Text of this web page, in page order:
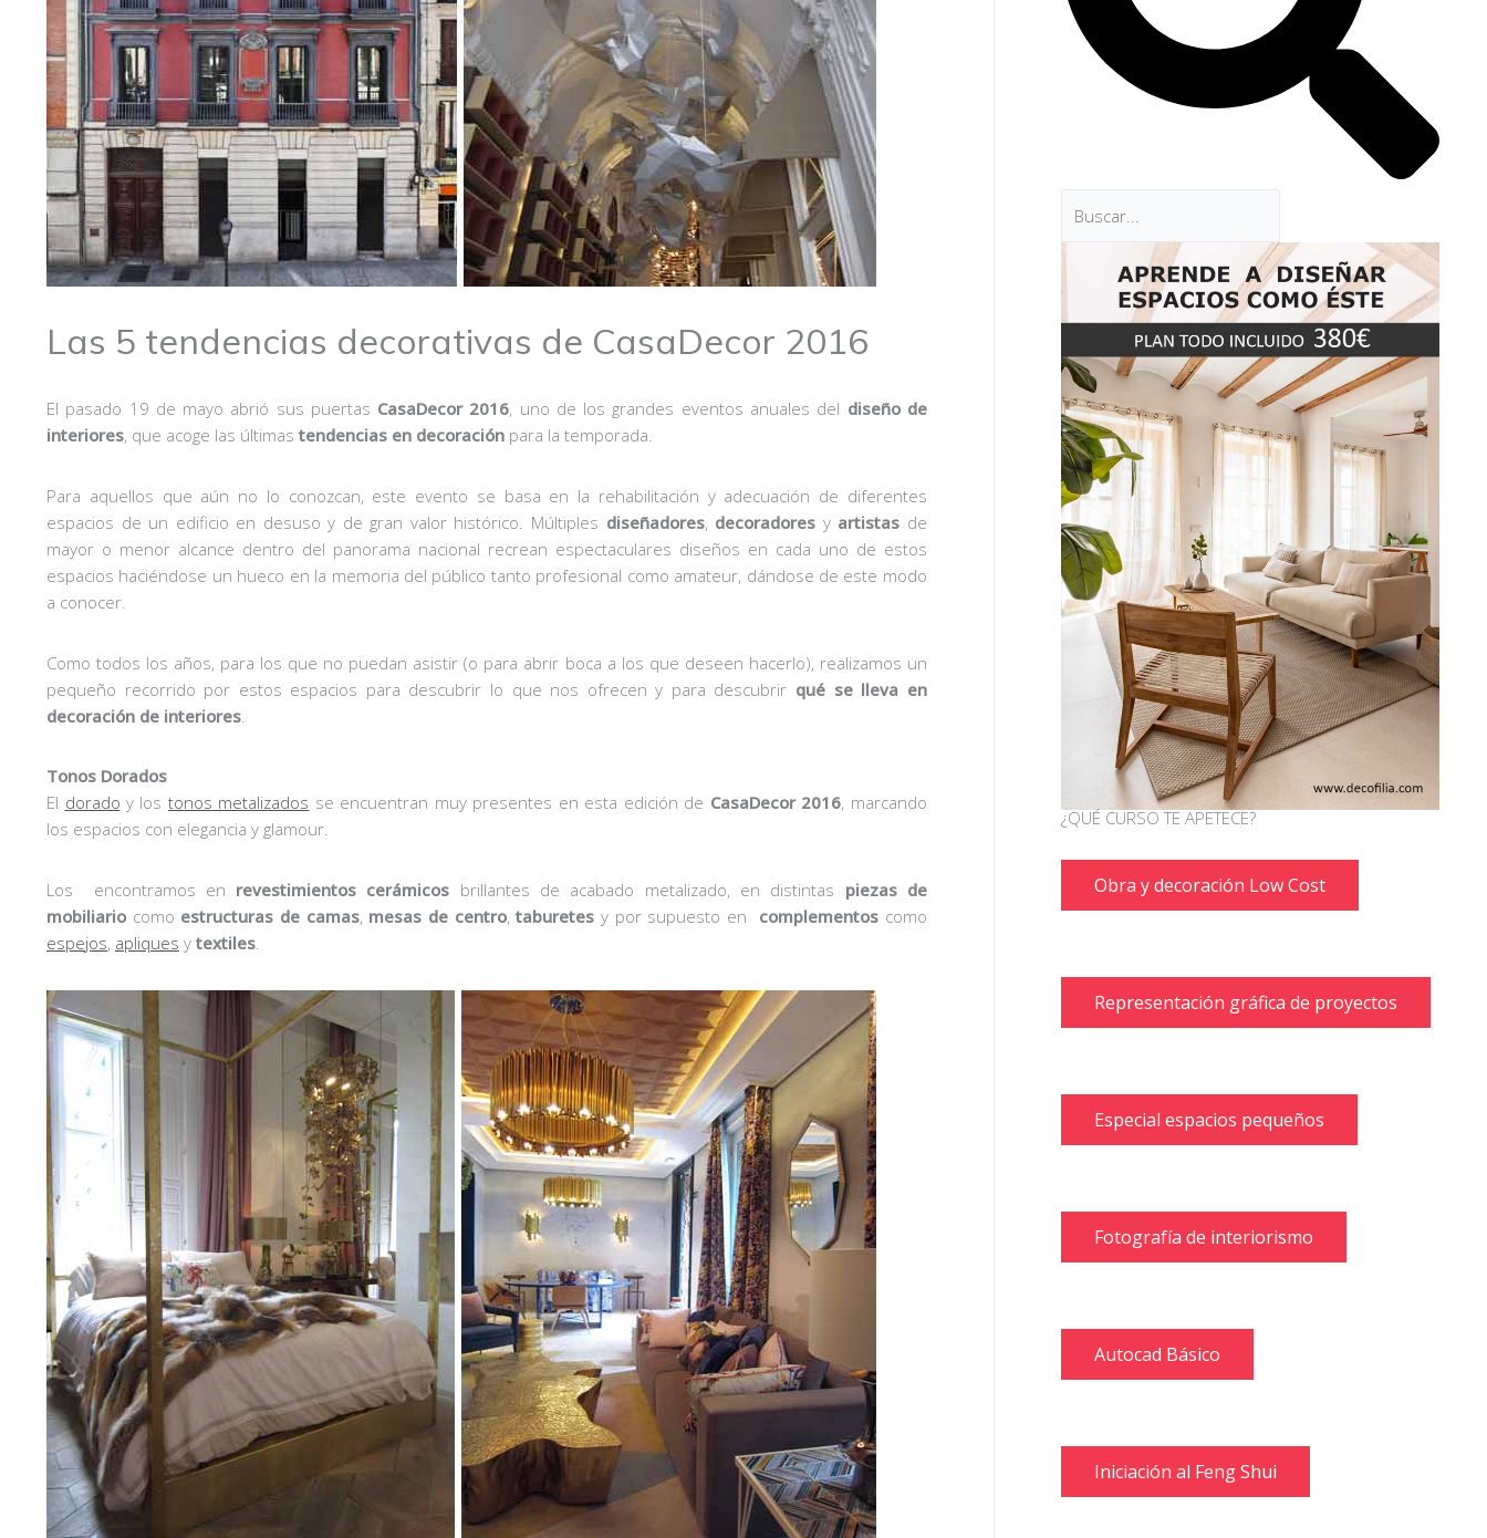
Las 5 tendencias decorativas de CasaDecor 2016
El pasado 19 de mayo abrió sus puertas CasaDecor 2016, uno de los grandes eventos anuales del diseño de
interiores, que acoge las últimas tendencias en decoración para la temporada.
Para aquellos que aún no lo conozcan, este evento se basa en la rehabilitación y adecuación de diferentes
espacios de un edificio en desuso y de gran valor histórico. Múltiples diseñadores, decoradores y artistas de
mayor o menor alcance dentro del panorama nacional recrean espectaculares diseños en cada uno de estos
espacios haciéndose un hueco en la memoria del público tanto profesional como amateur, dándose de este modo
a conocer.
Como todos los años, para los que no puedan asistir (o para abrir boca a los que deseen hacerlo), realizamos un
pequeño recorrido por estos espacios para descubrir lo que nos ofrecen y para descubrir qué se lleva en
decoración de interiores
Tonos Dorados
El dorado y los tonos metalizados se encuentran muy presentes en esta edición de CasaDecor 2016, marcando
los espacios con elegancia y glamour.
Los encontramos en revestimientos cerámicos brillantes de acabado metalizado, en distintas piezas de
mobiliario como estructuras de camas, mesas de centro,taburetes y por supuesto en complementos como
espejos, apliques y textiles.
¿QUÉ CURSO TE APETECE?
Obra y decoración Low Cost
Representación gráfica de proyectos
Especial espacios pequeños
Fotografía de interiorismo
Autocad Básico
Iniciación al Feng Shui